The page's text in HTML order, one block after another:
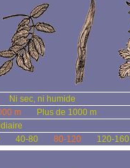
Ni sec, ni humide
m
Plus de 1000 m
40-80 80-120 120-160